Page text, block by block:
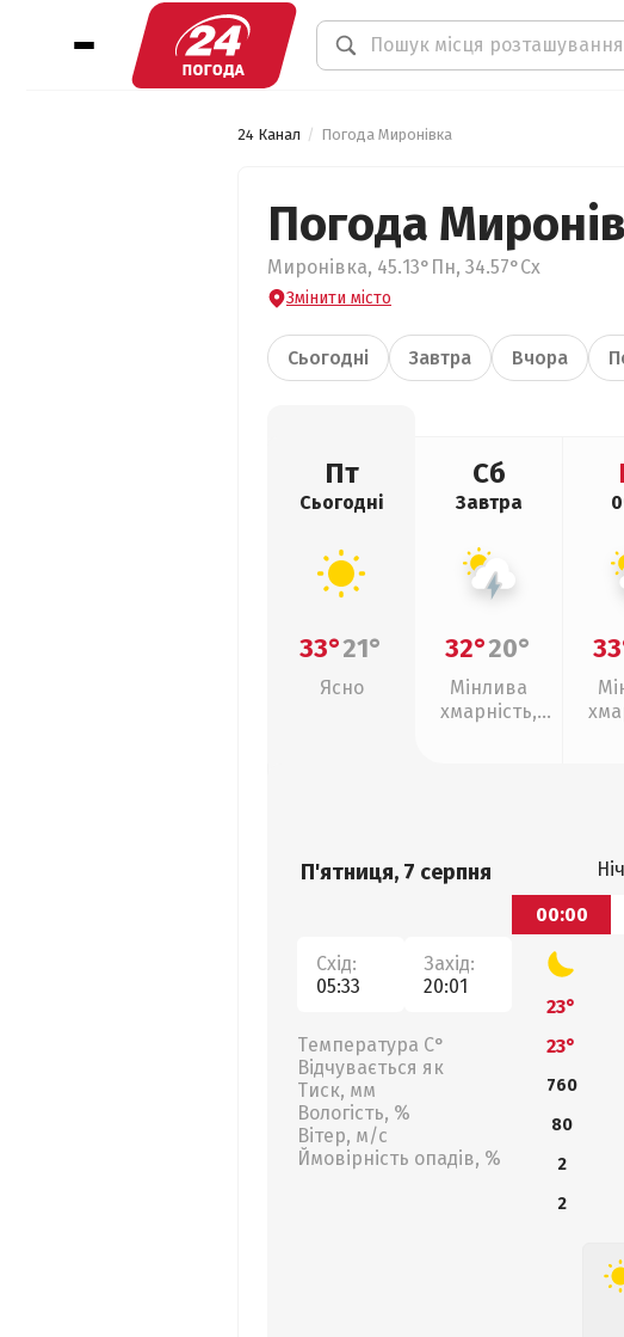
24 Канал Погода Миронівка
Погода
Миронівка, 45.13°Пн, 34.57°Сх
Змінити місто
Сьогодні Завтра Вчора
Пт
Сьогодні
33°21°
Ясно
Сб
Завтра
32°20°
Мінлива
хмарність,
П'ятниця, 7 серпня
Схід:
05:33
Захід:
20:01
Температура С°
Відчувається як
Тиск, мм
Вологість, %
Вітер, м/с
Ймовірність опадів, %
Ніч
00:00
23°
23°
760
80
2
2